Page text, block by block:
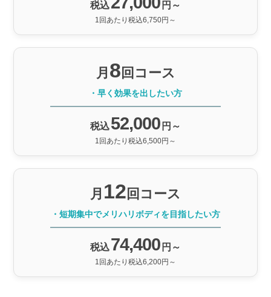
税込 円～
1回あたり税込6,750円～
月 8 回コース
・早く効果を出したい方
税込 52,000 円～
1回あたり税込6,500円～
月 12 回コース
・短期集中でメリハリボディを目指したい方
税込 74,400 円～
1回あたり税込6,200円～